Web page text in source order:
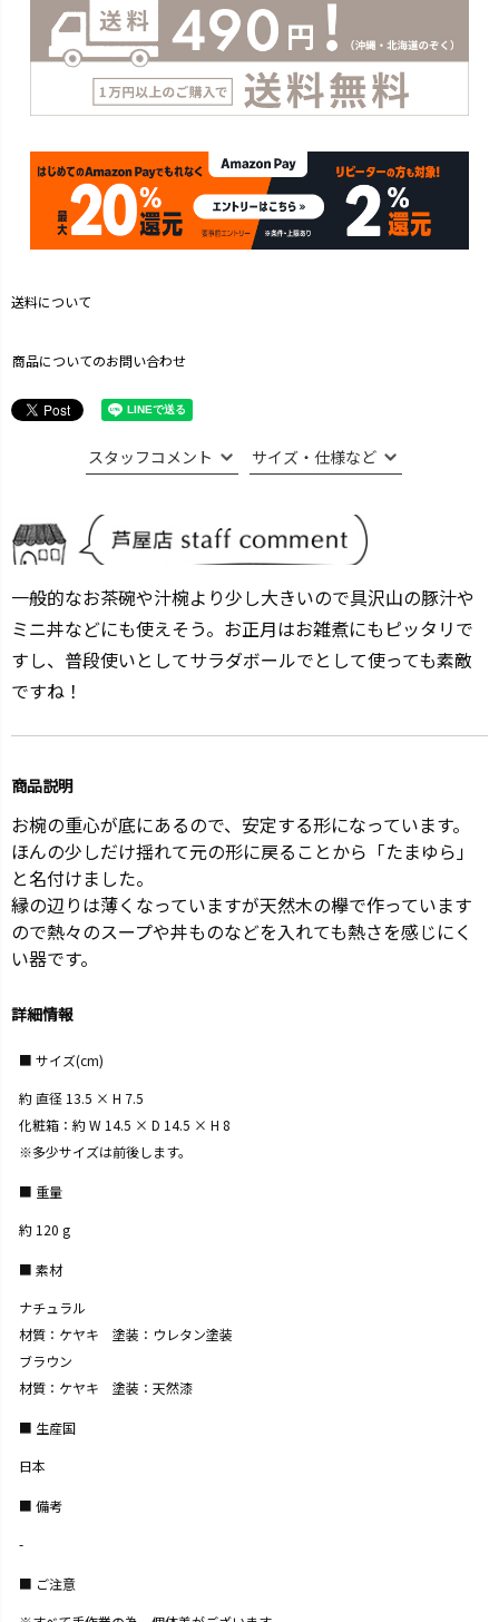
送料について
商品についてのお問い合わせ
スタッフコメント サイズ・仕様など
一般的なお茶碗や汁椀より少し大きいので具沢山の豚汁や
ミニ丼などにも使えそう。お正月はお雑煮にもピッタリで
すし、普段使いとしてサラダボールでとして使っても素敵
ですね！
商品説明
お椀の重心が底にあるので、安定する形になっています。
ほんの少しだけ揺れて元の形に戻ることから「たまゆら」
と名付けました。
縁の辺りは薄くなっていますが天然木の欅で作っています
ので熱々のスープや丼ものなどを入れても熱さを感じにく
い器です。
詳細情報
サイズ(cm)
約 直径 13.5 × H 7.5
化粧箱：約 W 14.5 × D 14.5 × H 8
※多少サイズは前後します。
重量
約 120 g
素材
ナチュラル
材質：ケヤキ 塗装：ウレタン塗装
ブラウン
材質：ケヤキ 塗装：天然漆
生産国
日本
備考
-
ご注意